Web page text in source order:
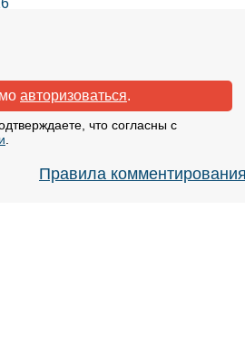
авторизоваться.
что согласны с
Правила